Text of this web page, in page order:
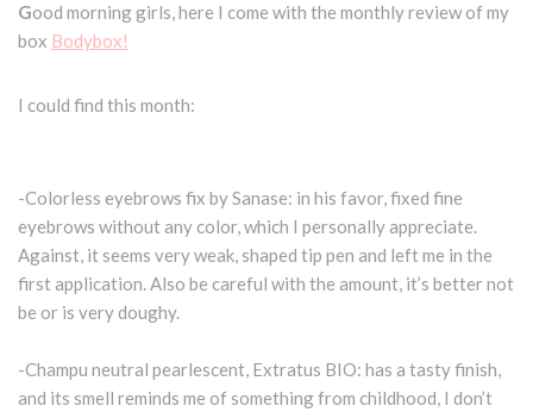
Good morning girls, here I come with the monthly review of my
box Bodybox!
I could find this month:
-Colorless eyebrows fix by Sanase: in his favor, fixed fine
eyebrows without any color, which I personally appreciate.
Against, it seems very weak, shaped tip pen and left me in the
first application. Also be careful with the amount, it’s better not
be or is very doughy.
-Champu neutral pearlescent, Extratus BIO: has a tasty finish,
and its smell reminds me of something from childhood, I don’t